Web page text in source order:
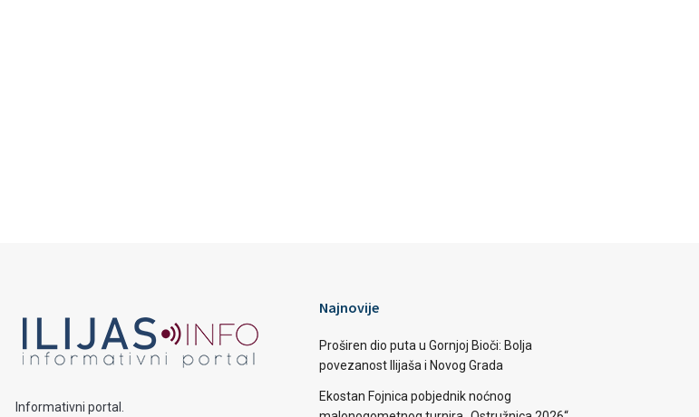
Informativni portal.
Najnovije
Proširen dio puta u Gornjoj Bioči: Bolja
povezanost Ilijaša i Novog Grada
Ekostan Fojnica pobjednik noćnog